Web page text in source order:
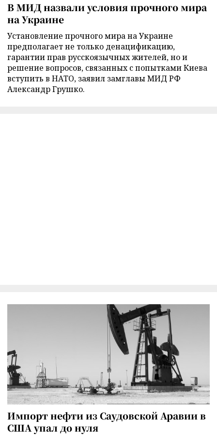
В МИД назвали условия прочного мира
на Украине
Установление прочного мира на Украине
предполагает не только денацификацию,
гарантии прав русскоязычных жителей, но и
решение вопросов, связанных с попытками Киева
вступить в НАТО, заявил замглавы МИД РФ
Александр Грушко.
Импорт нефти из Саудовской Аравии в
США упал до нуля